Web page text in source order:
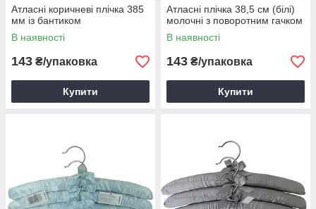
Атласні коричневі плічка 385
мм із бантиком
В наявності
143 ₴/упаковка
Купити
Атласні плічка 38,5 см (білі)
молочні з поворотним гачком
В наявності
143 ₴/упаковка
Купити